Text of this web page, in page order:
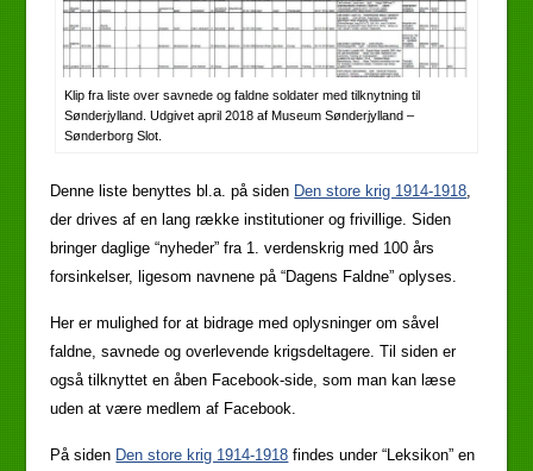
Klip fra liste over savnede og faldne soldater med tilknytning til
Sønderjylland. Udgivet april 2018 af Museum Sønderjylland –
Sønderborg Slot.
Denne liste benyttes bl.a. på siden Den store krig 1914-1918,
der drives af en lang række institutioner og frivillige. Siden
bringer daglige “nyheder” fra 1. verdenskrig med 100 års
forsinkelser, ligesom navnene på “Dagens Faldne” oplyses.
Her er mulighed for at bidrage med oplysninger om såvel
faldne, savnede og overlevende krigsdeltagere. Til siden er
også tilknyttet en åben Facebook-side, som man kan læse
uden at være medlem af Facebook.
På siden Den store krig 1914-1918 findes under “Leksikon” en